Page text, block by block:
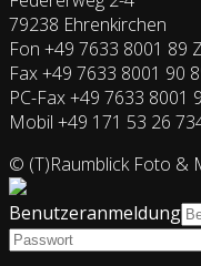
79238 Ehrenkirchen
Fon +49 7633 8001 89
Fax +49 7633 8001 90
PC-Fax +49 7633 8001
Mobil +49 171 53 26
© (T)Raumblick Foto &
Benutzeranmeldung